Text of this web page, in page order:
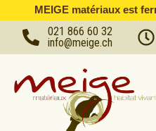
MEIGE matériaux est
021 866 60 32
info@meige.ch